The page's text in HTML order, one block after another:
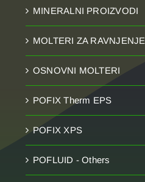
MINERALNI PROIZVODI
MOLTERI ZA RAVNJENJE
OSNOVNI MOLTERI
POFIX Therm EPS
POFIX XPS
POFLUID - Others